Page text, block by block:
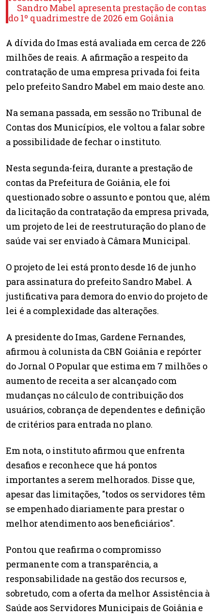
Sandro Mabel apresenta prestação de contas
do 1º quadrimestre de 2026 em Goiânia
A dívida do Imas está avaliada em cerca de 226
milhões de reais. A afirmação a respeito da
contratação de uma empresa privada foi feita
pelo prefeito Sandro Mabel em maio deste ano.
Na semana passada, em sessão no Tribunal de
Contas dos Municípios, ele voltou a falar sobre
a possibilidade de fechar o instituto.
Nesta segunda-feira, durante a prestação de
contas da Prefeitura de Goiânia, ele foi
questionado sobre o assunto e pontou que, além
da licitação da contratação da empresa privada,
um projeto de lei de reestruturação do plano de
saúde vai ser enviado à Câmara Municipal.
O projeto de lei está pronto desde 16 de junho
para assinatura do prefeito Sandro Mabel. A
justificativa para demora do envio do projeto de
lei é a complexidade das alterações.
A presidente do Imas, Gardene Fernandes,
afirmou à colunista da CBN Goiânia e repórter
do Jornal O Popular que estima em 7 milhões o
aumento de receita a ser alcançado com
mudanças no cálculo de contribuição dos
usuários, cobrança de dependentes e definição
de critérios para entrada no plano.
Em nota, o instituto afirmou que enfrenta
desafios e reconhece que há pontos
importantes a serem melhorados. Disse que,
apesar das limitações, "todos os servidores têm
se empenhado diariamente para prestar o
melhor atendimento aos beneficiários".
Pontou que reafirma o compromisso
permanente com a transparência, a
responsabilidade na gestão dos recursos e,
sobretudo, com a oferta da melhor Assistência à
Saúde aos Servidores Municipais de Goiânia e